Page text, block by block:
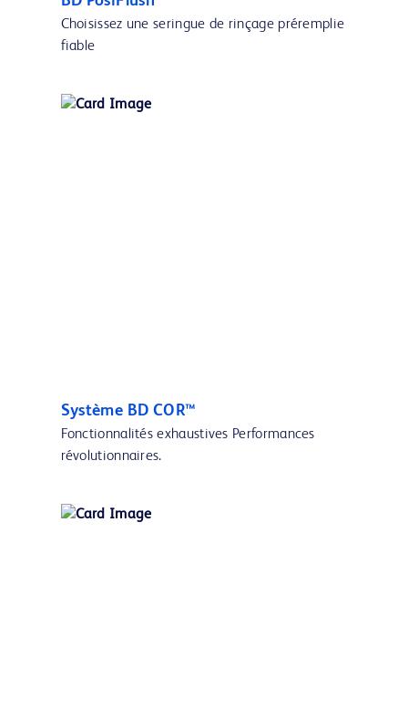
Choisissez une seringue de rinçage préremplie
fiable
Système BD COR™
Fonctionnalités exhaustives Performances
révolutionnaires.